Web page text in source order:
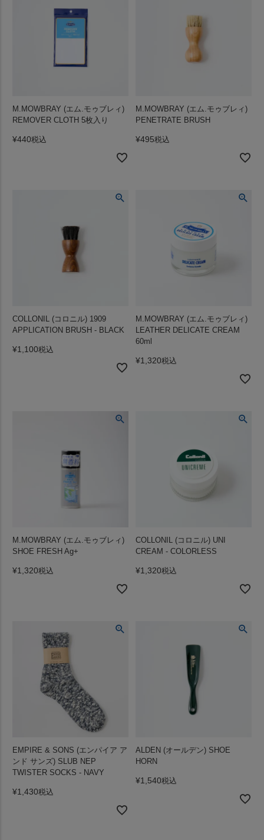
M.MOWBRAY (エム.モゥブレィ)
REMOVER CLOTH 5枚入り
¥440税込
M.MOWBRAY (エム.モゥブレィ)
PENETRATE BRUSH
¥495税込
COLLONIL (コロニル) 1909
APPLICATION BRUSH - BLACK
¥1,100税込
M.MOWBRAY (エム.モゥブレィ)
LEATHER DELICATE CREAM
60ml
¥1,320税込
M.MOWBRAY (エム.モゥブレィ)
SHOE FRESH Ag+
¥1,320税込
COLLONIL (コロニル) UNI
CREAM - COLORLESS
¥1,320税込
EMPIRE & SONS (エンパイア ア
ンド サンズ) SLUB NEP
TWISTER SOCKS - NAVY
¥1,430税込
ALDEN (オールデン) SHOE
HORN
¥1,540税込